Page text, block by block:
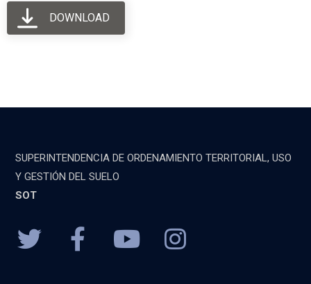
DOWNLOAD
SUPERINTENDENCIA DE ORDENAMIENTO TERRITORIAL, USO
Y GESTIÓN DEL SUELO
SOT